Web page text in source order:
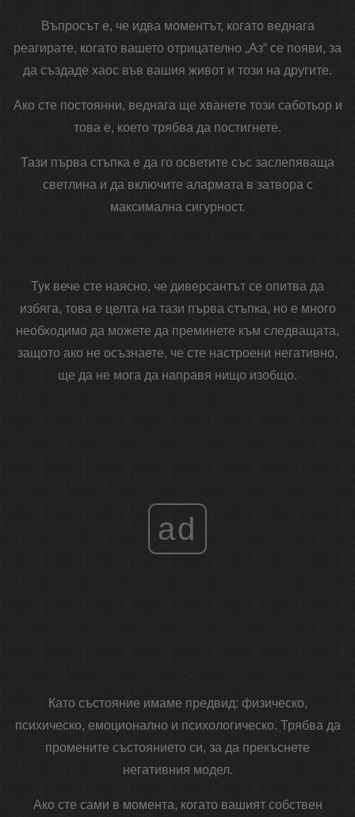
Въпросът е, че идва моментът, когато веднага
реагирате, когато вашето отрицателно „Аз“ се появи, за
да създаде хаос във вашия живот и този на другите.
Ако сте постоянни, веднага ще хванете този саботьор и
това е, което трябва да постигнете.
Тази първа стъпка е да го осветите със заслепяваща
светлина и да включите алармата в затвора с
максимална сигурност.
Тук вече сте наясно, че диверсантът се опитва да
избяга, това е целта на тази първа стъпка, но е много
необходимо да можете да преминете към следващата,
защото ако не осъзнаете, че сте настроени негативно,
ще да не мога да направя нищо изобщо.
ad
Като състояние имаме предвид: физическо,
психическо, емоционално и психологическо. Трябва да
промените състоянието си, за да прекъснете
негативния модел.
Ако сте сами в момента, когато вашият собствен